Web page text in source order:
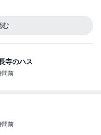
む
寺のハス
間前
間前